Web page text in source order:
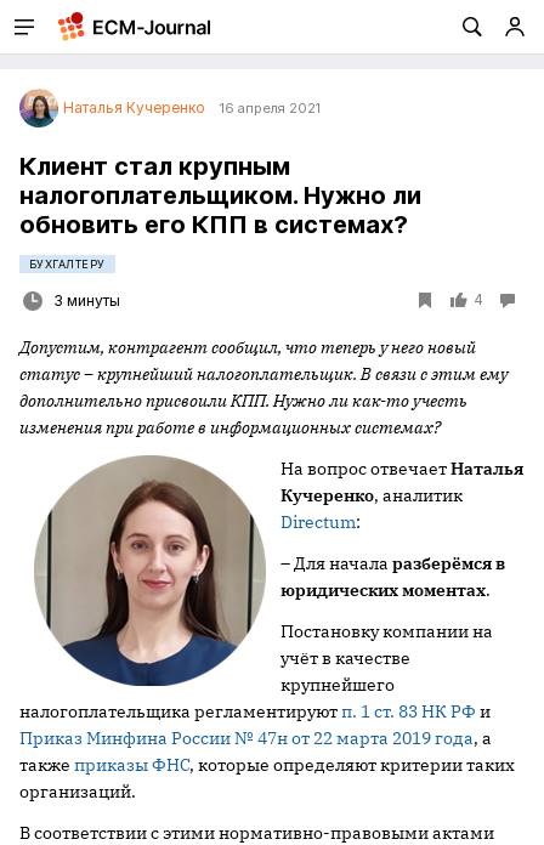
Наталья Кучеренко 16 апреля 2021
Клиент стал крупным
налогоплательщиком. Нужно ли
обновить его КПП в системах?
БУХГАЛТЕРУ
3 минуты 4
Допустим, контрагент сообщил, что теперь у него новый
статус – крупнейший налогоплательщик. В связи с этим ему
дополнительно присвоили КПП. Нужно ли как-то учесть
изменения при работе в информационных системах?
На вопрос отвечаетНаталья
Кучеренко, аналитик
Directum:
– Для начала разберёмся в
юридических моментах.
Постановку компании на
учёт в качестве
крупнейшего
налогоплательщика регламентируютп. 1 ст. 83 НК РФ и
Приказ Минфина России № 47н от 22 марта 2019 года, а
также приказы ФНС, которые определяют критерии таких
организаций.
В соответствии с этими нормативно-правовыми актами